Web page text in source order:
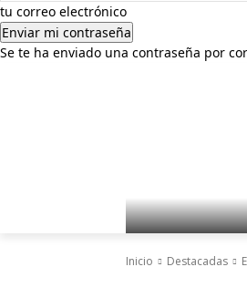
tu correo electrónico
Se te ha enviado una contraseña por
Inicio Destacadas